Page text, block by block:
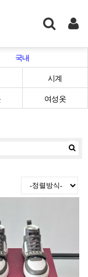
국내
시계
여성옷